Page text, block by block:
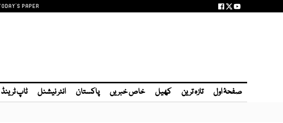
PAPER
صفحۂ اول تازہ ترین کھیل خاص خبریں پاکستان انٹر نیشنل ٹاپ ٹرینڈ